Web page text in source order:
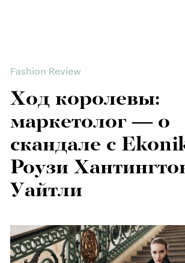
Fashion Review
Ход королевы:
маркетолог — о
скандале с
Роузи
Уайтли